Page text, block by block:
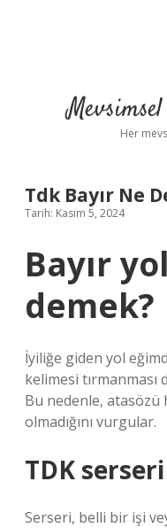
Her
Tdk Bayır Ne
Tarih: Kasım 5, 2024
Bayır
demek?
İyiliğe giden yol
kelimesi
Bu nedenle, atasözü
olmadığını vurgular.
TDK
Serseri, belli bir işi